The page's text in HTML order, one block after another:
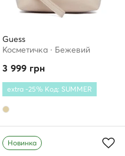
Guess
Косметичка · Бежевий
3 999 грн
extra -25% Код: SUMMER
Новинка